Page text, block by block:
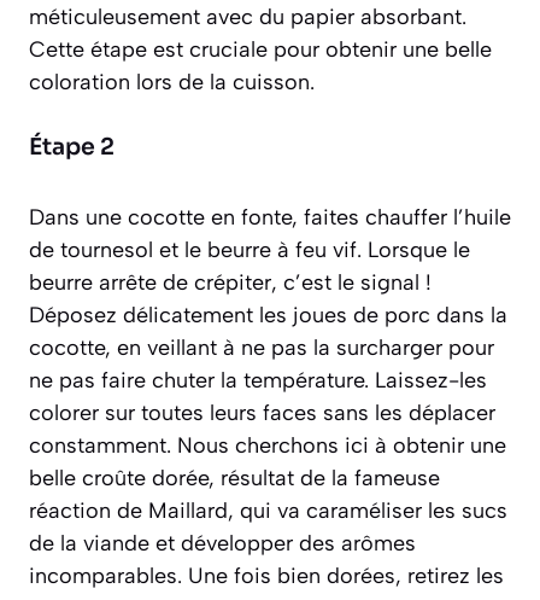
méticuleusement avec du papier absorbant.
Cette étape est cruciale pour obtenir une belle
coloration lors de la cuisson.
Étape 2
Dans une cocotte en fonte, faites chauffer l’huile
de tournesol et le beurre à feu vif. Lorsque le
beurre arrête de crépiter, c’est le signal !
Déposez délicatement les joues de porc dans la
cocotte, en veillant à ne pas la surcharger pour
ne pas faire chuter la température. Laissez-les
colorer sur toutes leurs faces sans les déplacer
constamment. Nous cherchons ici à obtenir une
belle croûte dorée, résultat de la fameuse
réaction de Maillard, qui va caraméliser les sucs
de la viande et développer des arômes
incomparables. Une fois bien dorées, retirez les